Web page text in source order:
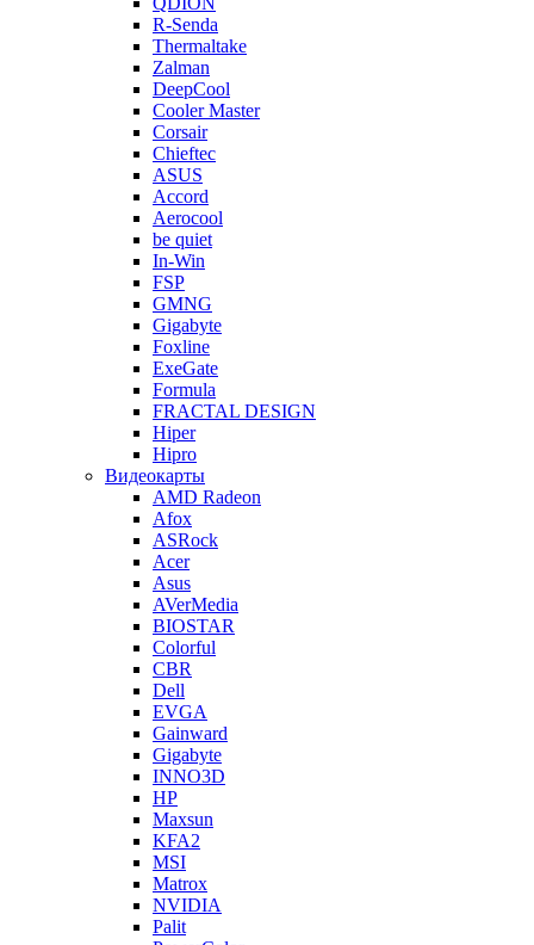
R-Senda
Thermaltake
Zalman
DeepCool
Cooler Master
Corsair
Chieftec
ASUS
Accord
Aerocool
be quiet
In-Win
FSP
GMNG
Gigabyte
Foxline
ExeGate
Formula
FRACTAL DESIGN
Hiper
Hipro
Видеокарты
AMD Radeon
Afox
ASRock
Acer
Asus
AVerMedia
BIOSTAR
Colorful
CBR
Dell
EVGA
Gainward
Gigabyte
INNO3D
HP
Maxsun
KFA2
MSI
Matrox
NVIDIA
Palit